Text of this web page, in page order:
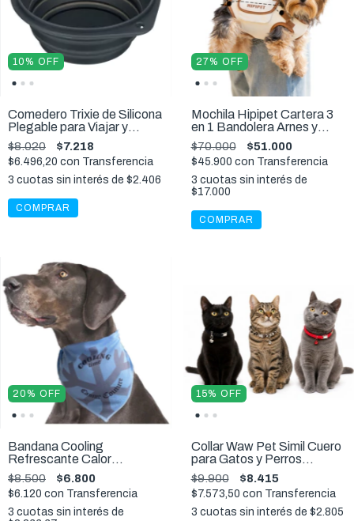
10% OFF
Comedero Trixie de Silicona
Plegable para Viajar y
Paseos 500ml
$8.020 $7.218
$6.496,20 con Transferencia
3 cuotas sin interés de $2.406
27% OFF
Mochila Hipipet Cartera 3
en 1 Bandolera Arnes y
Correa Perros y Gatos
$70.000 $51.000
$45.900 con Transferencia
3 cuotas sin interés de
$17.000
COMPRAR
20% OFF
Bandana Cooling
Refrescante Calor
Enfriador Verano
$8.500 $6.800
$6.120 con Transferencia
3 cuotas sin interés de
15% OFF
Collar Waw Pet Simil Cuero
para Gatos y Perros
Peque_os
$9.900 $8.415
$7.573,50 con Transferencia
3 cuotas sin interés de $2.805